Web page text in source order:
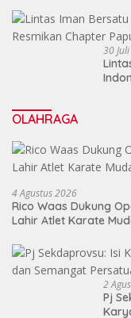
30
OLAHRAGA
4 Agustus 2026
Rico Waas Dukung
Lahir Atlet Karate
2
Pj